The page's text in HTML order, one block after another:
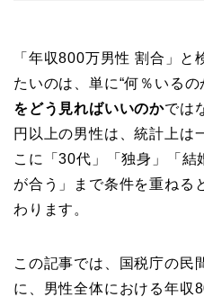
「年収800万男性 割合」と
たいのは、単に“何％いるの
をどう見ればいいのかでは
円以上の男性は、統計上は
こに「30代」「独身」「結
が合う」まで条件を重ねる
わります。
この記事では、国税庁の民
に、男性全体における年収